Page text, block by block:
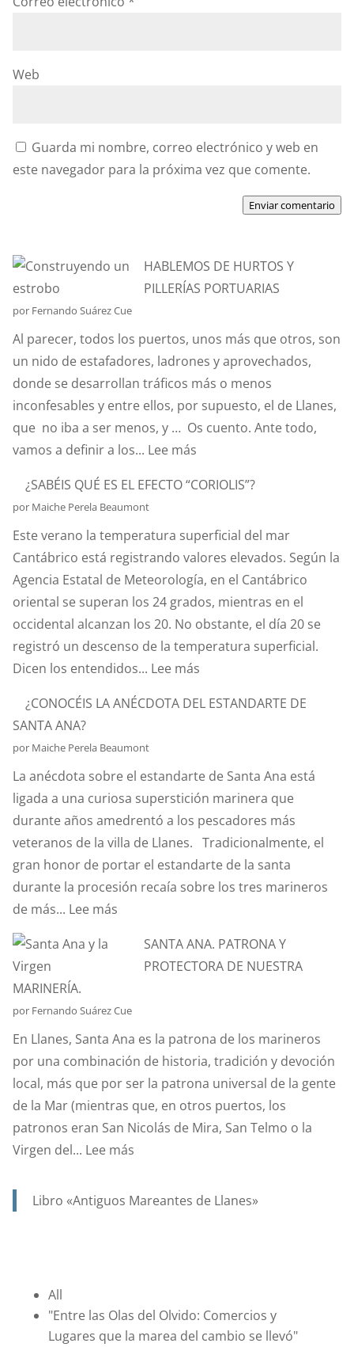
Web
Guarda mi nombre, correo electrónico y web en
este navegador para la próxima vez que comente.
Enviar comentario
HABLEMOS DE HURTOS Y
PILLERÍAS PORTUARIAS
por Fernando Suárez Cue
Al parecer, todos los puertos, unos más que otros, son
un nido de estafadores, ladrones y aprovechados,
donde se desarrollan tráficos más o menos
inconfesables y entre ellos, por supuesto, el de Llanes,
que no iba a ser menos, y … Os cuento. Ante todo,
vamos a definir a los... Lee más:
DE
Y
PILLERÍAS
PORTUARIAS
¿SABÉIS QUÉ ES EL EFECTO “CORIOLIS”?
por Maiche Perela Beaumont
Este verano la temperatura superficial del mar
Cantábrico está registrando valores elevados. Según la
Agencia Estatal de Meteorología, en el Cantábrico
oriental se superan los 24 grados, mientras en el
occidental alcanzan los 20. No obstante, el día 20 se
registró un descenso de la temperatura superficial.
Dicen los entendidos... Lee más:
QUÉ
EFECTO
“CORIOLIS”?
¿CONOCÉIS LA ANÉCDOTA DEL ESTANDARTE DE
SANTA ANA?
por Maiche Perela Beaumont
La anécdota sobre el estandarte de Santa Ana está
ligada a una curiosa superstición marinera que
durante años amedrentó a los pescadores más
veteranos de la villa de Llanes. Tradicionalmente, el
gran honor de portar el estandarte de la santa
durante la procesión recaía sobre los tres marineros
de más... Lee más:
ANÉCDOTA
ESTANDARTE
DE
SANTA
ANA?
SANTA ANA. PATRONA Y
PROTECTORA DE NUESTRA
MARINERÍA.
por Fernando Suárez Cue
En Llanes, Santa Ana es la patrona de los marineros
por una combinación de historia, tradición y devoción
local, más que por ser la patrona universal de la gente
de la Mar (mientras que, en otros puertos, los
patronos eran San Nicolás de Mira, San Telmo o la
Virgen del... Lee más:
ANA.
MARINERÍA.
Libro «Antiguos Mareantes de Llanes»
All
"Entre las Olas del Olvido: Comercios y
Lugares que la marea del cambio se llevó"